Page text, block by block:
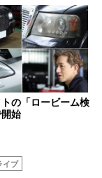
の「ロービーム検
始
イブ